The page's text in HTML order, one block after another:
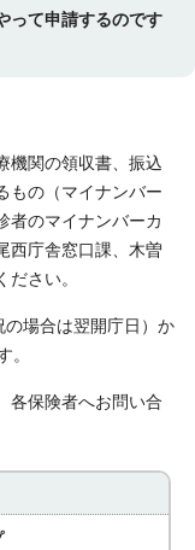
って申請するのです
機関の領収書、振込
もの（マイナンバー
者のマイナンバーカ
西庁舎窓口課、木曽
さい。
場合は翌開庁日）か
。
各保険者へお問い合